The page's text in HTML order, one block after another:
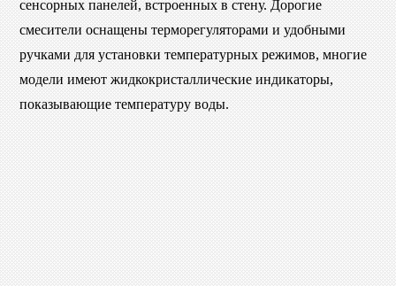
сенсорных панелей, встроенных в стену. Дорогие
смесители оснащены терморегуляторами и удобными
ручками для установки температурных режимов, многие
модели имеют жидкокристаллические индикаторы,
показывающие температуру воды.